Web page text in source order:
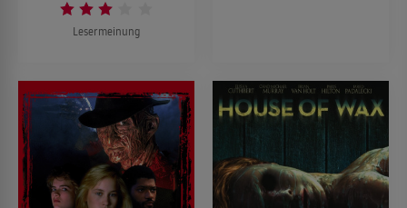
Lesermeinung